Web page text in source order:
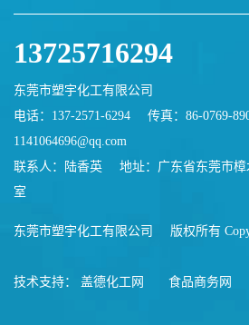
13725716294
东莞市塑宇化工有限公司
电话：137-2571-6294
传真：86-0769-
1141064696@qq.com
联系人：陆香英
地址：广东省东莞市
室
东莞市塑宇化工有限公司 版权所有
技术支持： 盖德化工网 食品商务网